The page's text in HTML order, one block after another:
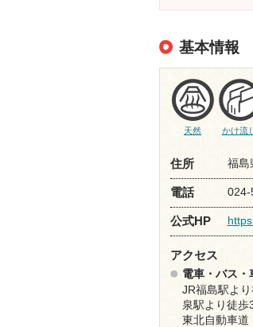
基本情報
天然 かけ流
住所 福島
電話 024-
公式HP
アクセス
電車・バス・
JR福島駅よ
泉駅より徒歩
東北自動車